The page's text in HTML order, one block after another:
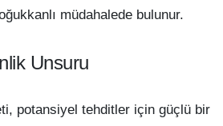
müdahalede bulunur.
Unsuru
potansiyel tehditler için güçlü bir